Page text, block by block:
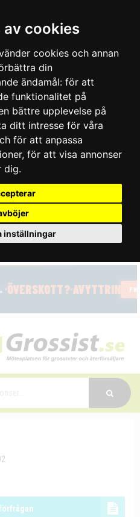
av cookies
cookies och annan
din
ändamål: för att
funktionalitet på
bättre upplevelse på
ditt intresse för våra
för att anpassa
, för att visa annonser
dig.
inställningar